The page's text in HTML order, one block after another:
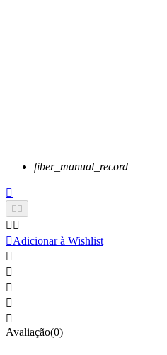
fiber_manual_record


 
Adicionar à Wishlist





Avaliação(0)